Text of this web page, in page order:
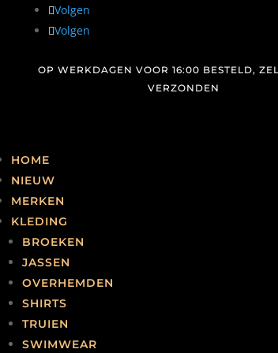
Volgen
Volgen
OP WERKDAGEN VOOR 16:00 BESTELD,
VERZONDEN
HOME
NIEUW
MERKEN
KLEDING
BROEKEN
JASSEN
OVERHEMDEN
SHIRTS
TRUIEN
SWIMWEAR
DESOTO